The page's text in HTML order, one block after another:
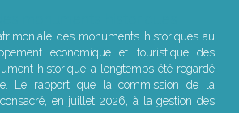
des monuments historiques au
économique et touristique des
historique a longtemps été regardé
Le rapport que la commission de la
en juillet 2026, à la gestion des